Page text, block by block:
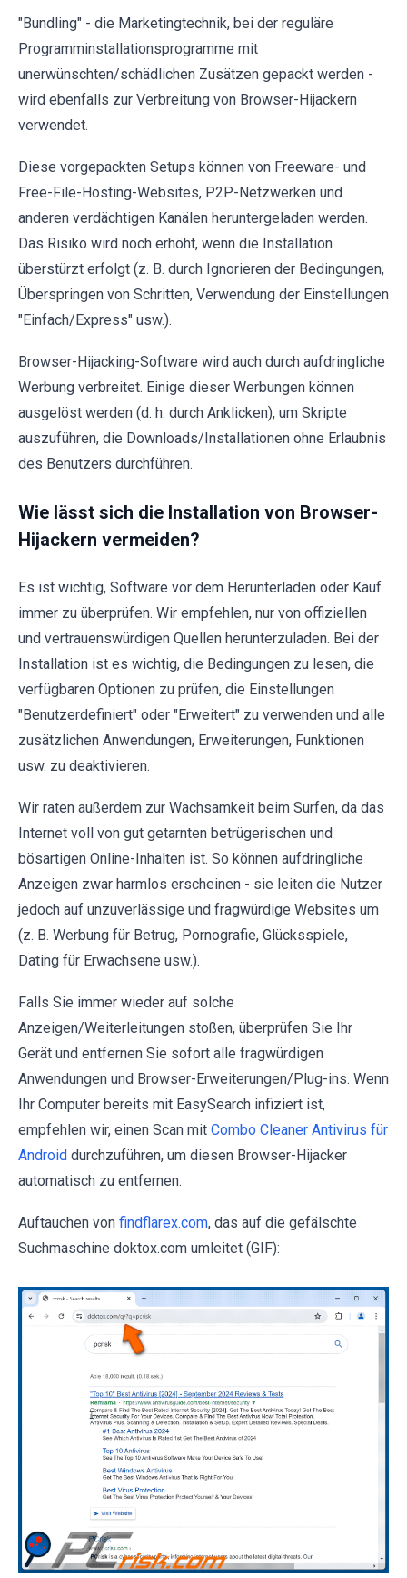
"Bundling" - die Marketingtechnik, bei der reguläre
Programminstallationsprogramme mit
unerwünschten/schädlichen Zusätzen gepackt werden -
wird ebenfalls zur Verbreitung von Browser-Hijackern
verwendet.
Diese vorgepackten Setups können von Freeware- und
Free-File-Hosting-Websites, P2P-Netzwerken und
anderen verdächtigen Kanälen heruntergeladen werden.
Das Risiko wird noch erhöht, wenn die Installation
überstürzt erfolgt (z. B. durch Ignorieren der Bedingungen,
Überspringen von Schritten, Verwendung der Einstellungen
"Einfach/Express" usw.).
Browser-Hijacking-Software wird auch durch aufdringliche
Werbung verbreitet. Einige dieser Werbungen können
ausgelöst werden (d. h. durch Anklicken), um Skripte
auszuführen, die Downloads/Installationen ohne Erlaubnis
des Benutzers durchführen.
Wie lässt sich die Installation von Browser-
Hijackern vermeiden?
Es ist wichtig, Software vor dem Herunterladen oder Kauf
immer zu überprüfen. Wir empfehlen, nur von offiziellen
und vertrauenswürdigen Quellen herunterzuladen. Bei der
Installation ist es wichtig, die Bedingungen zu lesen, die
verfügbaren Optionen zu prüfen, die Einstellungen
"Benutzerdefiniert" oder "Erweitert" zu verwenden und alle
zusätzlichen Anwendungen, Erweiterungen, Funktionen
usw. zu deaktivieren.
Wir raten außerdem zur Wachsamkeit beim Surfen, da das
Internet voll von gut getarnten betrügerischen und
bösartigen Online-Inhalten ist. So können aufdringliche
Anzeigen zwar harmlos erscheinen - sie leiten die Nutzer
jedoch auf unzuverlässige und fragwürdige Websites um
(z. B. Werbung für Betrug, Pornografie, Glücksspiele,
Dating für Erwachsene usw.).
Falls Sie immer wieder auf solche
Anzeigen/Weiterleitungen stoßen, überprüfen Sie Ihr
Gerät und entfernen Sie sofort alle fragwürdigen
Anwendungen und Browser-Erweiterungen/Plug-ins. Wenn
Ihr Computer bereits mit EasySearch infiziert ist,
empfehlen wir, einen Scan mit Combo Cleaner Antivirus für
Android durchzuführen, um diesen Browser-Hijacker
automatisch zu entfernen.
Auftauchen von findflarex.com, das auf die gefälschte
Suchmaschine doktox.com umleitet (GIF):